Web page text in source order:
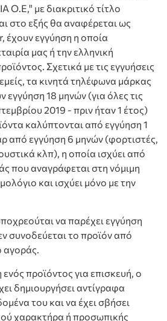
Ο.Ε," με διακριτικό τίτλο
στο εξής θα αναφέρεται ως
έχουν εγγύηση η οποία
μας ή την ελληνική
Σχετικά με τις εγγυήσεις
τα κινητά τηλέφωνα μάρκας
εγγύηση 18 μηνών (για όλες τις
2019 - πριν ήταν 1 έτος)
καλύπτονται από εγγύηση 1
από εγγύηση 6 μηνών (φορτιστές,
κλπ), η οποία ισχύει από
που αναγράφεται στη νόμιμη
και ισχύει μόνο με την
να παρέχει εγγύηση
συνοδεύεται το προϊόν από
αγοράς.
προϊόντος για επισκευή, ο
δημιουργήσει αντίγραφα
του και να έχει σβήσει
χαρακτήρα ή προσωπικής